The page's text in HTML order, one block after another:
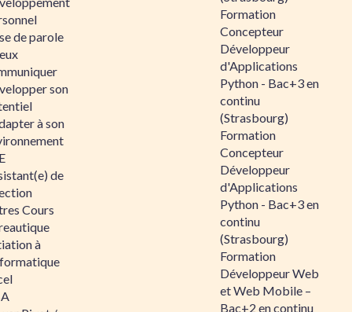
de parole
son
à son
de
Cours
à
Formation
Concepteur
Développeur
d'Applications
Python - Bac+3 en
continu
(Strasbourg)
Formation
Concepteur
Développeur
d'Applications
Python - Bac+3 en
continu
(Strasbourg)
Formation
Développeur Web
et Web Mobile –
Bac+2 en continu